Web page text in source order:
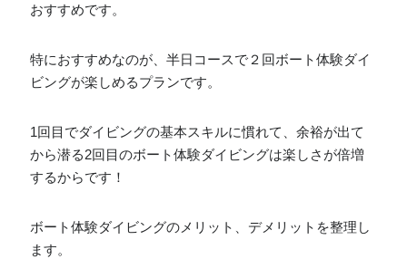
おすすめです。
特におすすめなのが、半日コースで２回ボート体験ダイ
ビングが楽しめるプランです。
1回目でダイビングの基本スキルに慣れて、余裕が出て
から潜る2回目のボート体験ダイビングは楽しさが倍増
するからです！
ボート体験ダイビングのメリット、デメリットを整理し
ます。